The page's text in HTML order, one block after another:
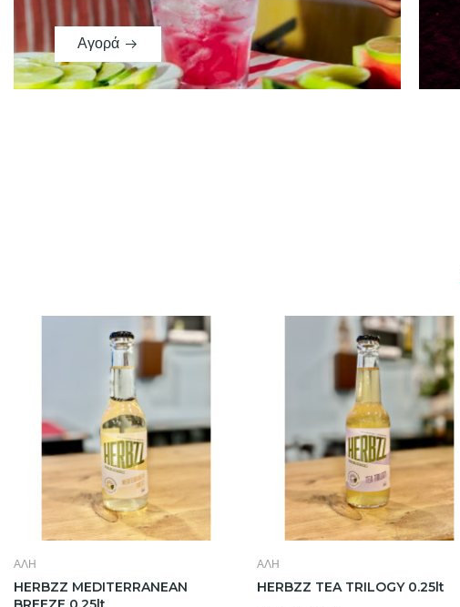
Αγορά
ΑΛΗ
HERBZZ MEDITERRANEAN
ΑΛΗ
HERBZZ TEA TRILOGY 0.25lt